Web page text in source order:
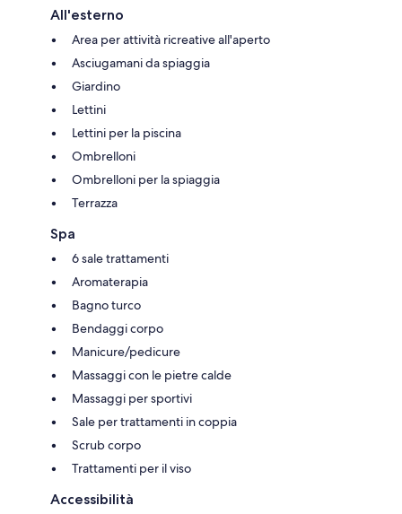
All'esterno
Area per attività ricreative all'aperto
Asciugamani da spiaggia
Giardino
Lettini
Lettini per la piscina
Ombrelloni
Ombrelloni per la spiaggia
Terrazza
Spa
6 sale trattamenti
Aromaterapia
Bagno turco
Bendaggi corpo
Manicure/pedicure
Massaggi con le pietre calde
Massaggi per sportivi
Sale per trattamenti in coppia
Scrub corpo
Trattamenti per il viso
Accessibilità